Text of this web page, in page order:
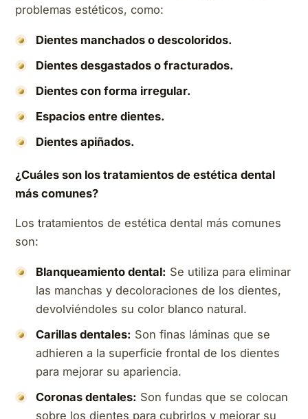
problemas estéticos, como:
Dientes manchados o descoloridos.
Dientes desgastados o fracturados.
Dientes con forma irregular.
Espacios entre dientes.
Dientes apiñados.
¿Cuáles son los tratamientos de estética dental
más comunes?
Los tratamientos de estética dental más comunes
son:
Blanqueamiento dental: Se utiliza para eliminar
las manchas y decoloraciones de los dientes,
devolviéndoles su color blanco natural.
Carillas dentales: Son finas láminas que se
adhieren a la superficie frontal de los dientes
para mejorar su apariencia.
Coronas dentales: Son fundas que se colocan
sobre los dientes para cubrirlos y mejorar su